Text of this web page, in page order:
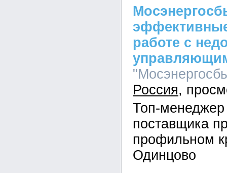
работе с
Россия
Топ-менеджер
поставщика
профильном
Одинцово